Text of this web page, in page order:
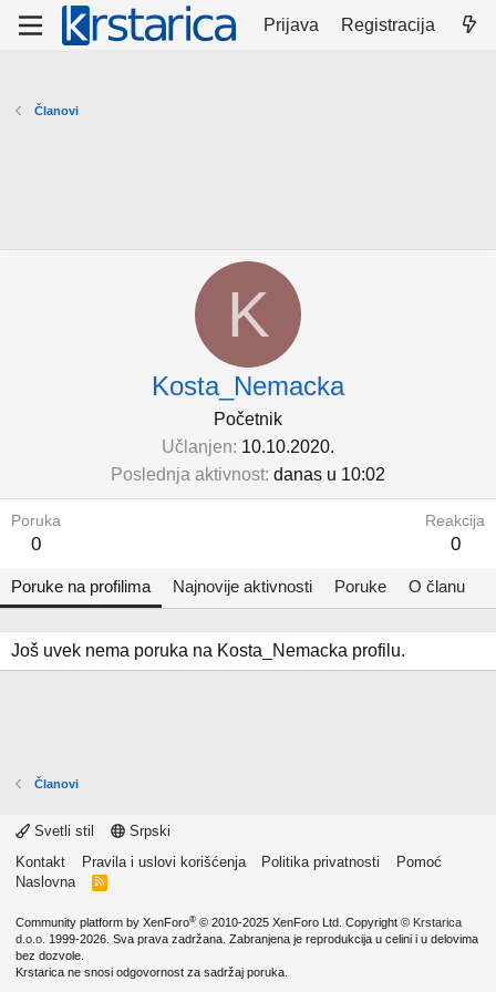
Prijava Registracija
Članovi
K
Kosta_Nemacka
Početnik
Učlanjen 10.10.2020.
Poslednja aktivnost danas u 10:02
Poruka
0
Reakcija
0
Poruke na profilima Najnovije aktivnosti Poruke O članu
Još uvek nema poruka na Kosta_Nemacka profilu.
Članovi
Svetli stil
Srpski
Kontakt
Pravila i uslovi korišćenja Politika privatnosti
Pomoć
Naslovna
R
Community platform by XenForo® © 2010-2025 XenForo Ltd. Copyright © Krstarica
d.o.o. 1999-2026. Sva prava zadržana. Zabranjena je reprodukcija u celini i u delovima
bez dozvole.
Krstarica ne snosi odgovornost za sadržaj poruka.